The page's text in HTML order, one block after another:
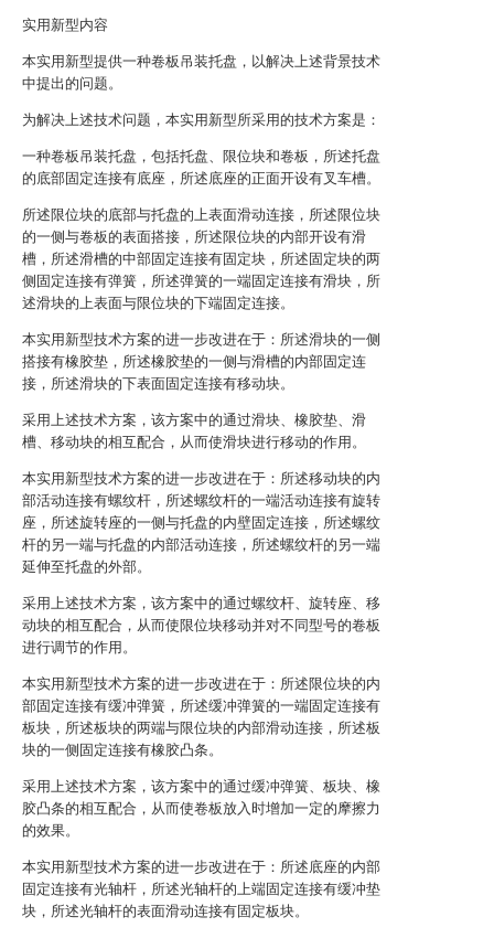
实用新型内容
本实用新型提供一种卷板吊装托盘，以解决上述背景技术
中提出的问题。
为解决上述技术问题，本实用新型所采用的技术方案是：
一种卷板吊装托盘，包括托盘、限位块和卷板，所述托盘
的底部固定连接有底座，所述底座的正面开设有叉车槽。
所述限位块的底部与托盘的上表面滑动连接，所述限位块
的一侧与卷板的表面搭接，所述限位块的内部开设有滑
槽，所述滑槽的中部固定连接有固定块，所述固定块的两
侧固定连接有弹簧，所述弹簧的一端固定连接有滑块，所
述滑块的上表面与限位块的下端固定连接。
本实用新型技术方案的进一步改进在于：所述滑块的一侧
搭接有橡胶垫，所述橡胶垫的一侧与滑槽的内部固定连
接，所述滑块的下表面固定连接有移动块。
采用上述技术方案，该方案中的通过滑块、橡胶垫、滑
槽、移动块的相互配合，从而使滑块进行移动的作用。
本实用新型技术方案的进一步改进在于：所述移动块的内
部活动连接有螺纹杆，所述螺纹杆的一端活动连接有旋转
座，所述旋转座的一侧与托盘的内壁固定连接，所述螺纹
杆的另一端与托盘的内部活动连接，所述螺纹杆的另一端
延伸至托盘的外部。
采用上述技术方案，该方案中的通过螺纹杆、旋转座、移
动块的相互配合，从而使限位块移动并对不同型号的卷板
进行调节的作用。
本实用新型技术方案的进一步改进在于：所述限位块的内
部固定连接有缓冲弹簧，所述缓冲弹簧的一端固定连接有
板块，所述板块的两端与限位块的内部滑动连接，所述板
块的一侧固定连接有橡胶凸条。
采用上述技术方案，该方案中的通过缓冲弹簧、板块、橡
胶凸条的相互配合，从而使卷板放入时增加一定的摩擦力
的效果。
本实用新型技术方案的进一步改进在于：所述底座的内部
固定连接有光轴杆，所述光轴杆的上端固定连接有缓冲垫
块，所述光轴杆的表面滑动连接有固定板块。